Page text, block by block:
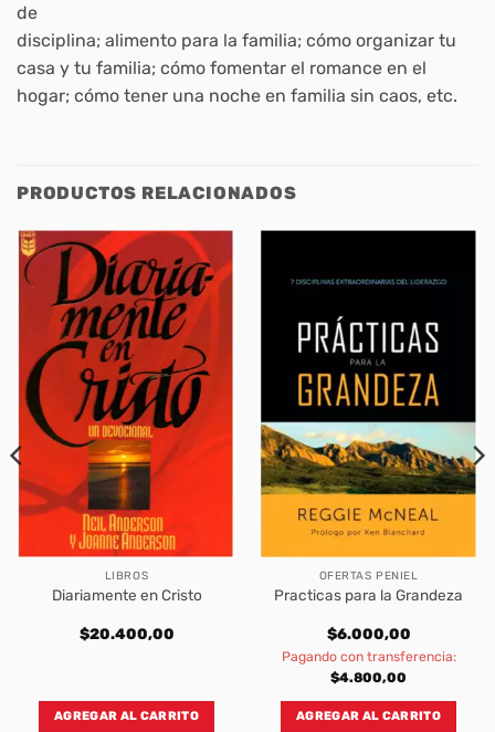
de
disciplina; alimento para la familia; cómo organizar tu
casa y tu familia; cómo fomentar el romance en el
hogar; cómo tener una noche en familia sin caos, etc.
PRODUCTOS RELACIONADOS
LIBROS
Diariamente en Cristo
$20.400,00
AGREGAR AL CARRITO
OFERTAS PENIEL
Practicas para la Grandeza
$6.000,00
Pagando con transferencia:
$4.800,00
AGREGAR AL CARRITO